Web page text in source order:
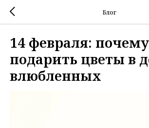
Блог
14 февраля:
подарить цветы в
влюбленных